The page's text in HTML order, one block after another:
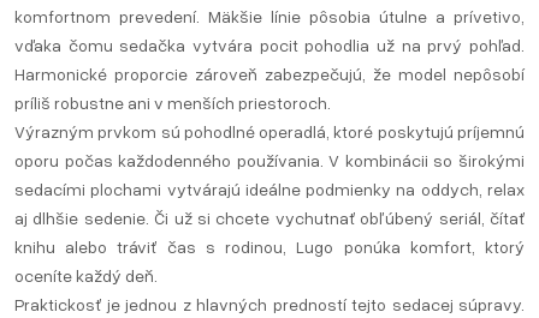
komfortnom prevedení. Mäkšie línie pôsobia útulne a prívetivo,
vďaka čomu sedačka vytvára pocit pohodlia už na prvý pohľad.
Harmonické proporcie zároveň zabezpečujú, že model nepôsobí
príliš robustne ani v menších priestoroch.
Výrazným prvkom sú pohodlné operadlá, ktoré poskytujú príjemnú
oporu počas každodenného používania. V kombinácii so širokými
sedacími plochami vytvárajú ideálne podmienky na oddych, relax
aj dlhšie sedenie. Či už si chcete vychutnať obľúbený seriál, čítať
knihu alebo tráviť čas s rodinou, Lugo ponúka komfort, ktorý
oceníte každý deň.
Praktickosť je jednou z hlavných predností tejto sedacej súpravy.